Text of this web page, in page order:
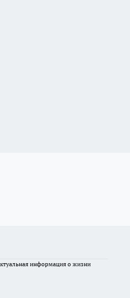
информация о жизни